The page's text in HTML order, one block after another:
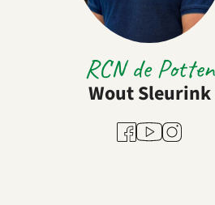
RCN de Potten
Wout Sleurink
Facebook
YoutubeInstagram